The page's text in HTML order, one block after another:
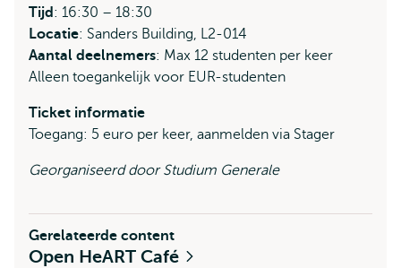
Tijd : 16:30 – 18:30
Locatie: Sanders Building, L2-014
Aantal deelnemers: Max 12 studenten per keer
Alleen toegankelijk voor EUR-studenten
Ticket informatie
Toegang: 5 euro per keer, aanmelden via Stager
Georganiseerd door Studium Generale
Gerelateerde content
Open HeART Café